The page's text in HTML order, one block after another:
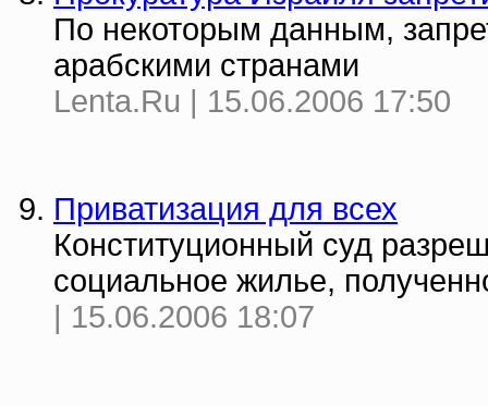
По некоторым данным,
арабскими странами
Lenta.Ru | 15.06.2006 17:50
Приватизация для всех
Конституционный суд
социальное жилье,
| 15.06.2006 18:07